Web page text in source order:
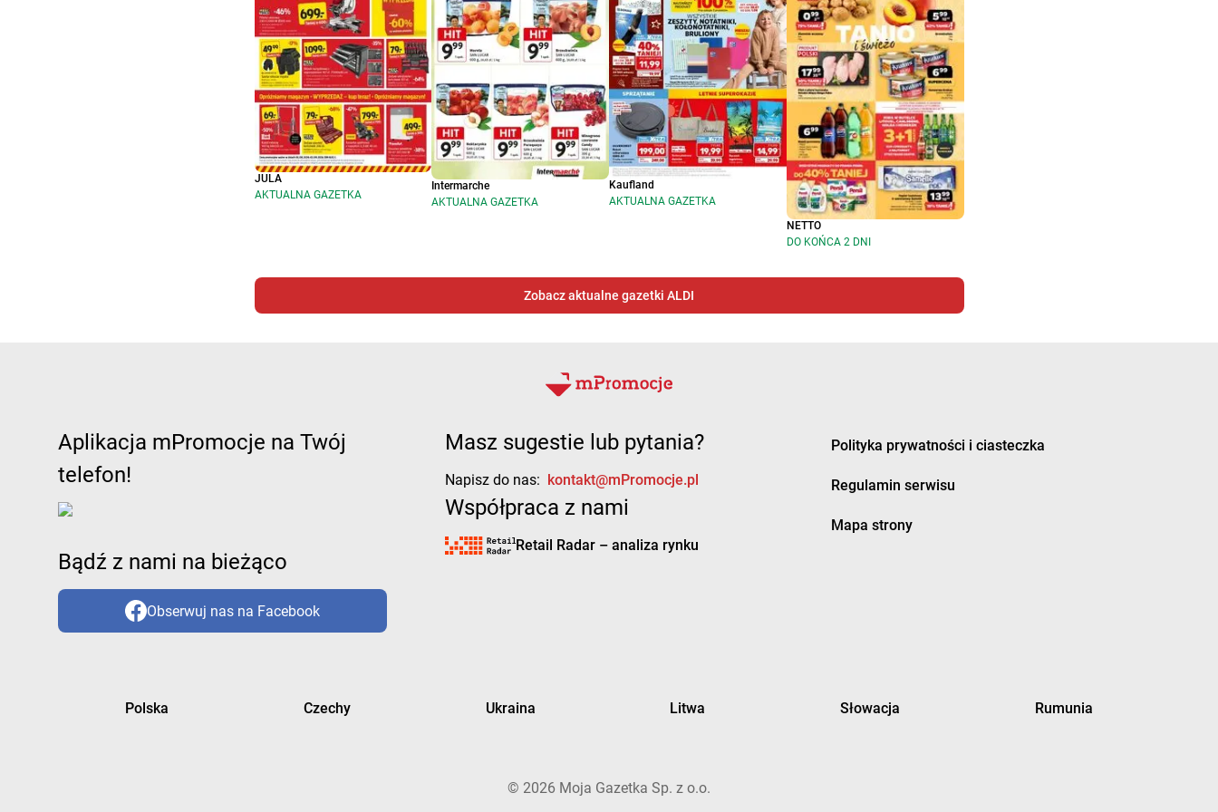
JULA
AKTUALNA GAZETKA
Intermarche
AKTUALNA GAZETKA
Kaufland
AKTUALNA GAZETKA
NETTO
DO KOŃCA 2 DNI
Zobacz aktualne gazetki ALDI
Aplikacja mPromocje na Twój
telefon!
Bądź z nami na bieżąco
Obserwuj nas na Facebook
Masz sugestie lub pytania?
Napisz do nas: kontakt@mPromocje.pl
Współpraca z nami
Retail Radar – analiza rynku
Polityka prywatności i ciasteczka
Regulamin serwisu
Mapa strony
Polska Czechy Ukraina Litwa Słowacja Rumunia
© 2026 Moja Gazetka Sp. z o.o.